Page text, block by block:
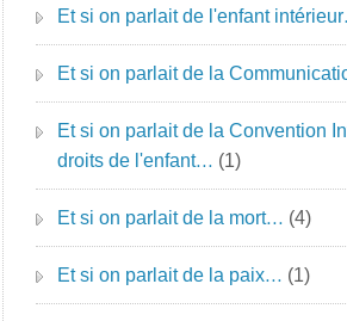
Et si on parlait de l'enfant
Et si on parlait de la
Et si on parlait de la Convention
droits de l'enfant… (1)
Et si on parlait de la mort… (4)
Et si on parlait de la paix… (1)